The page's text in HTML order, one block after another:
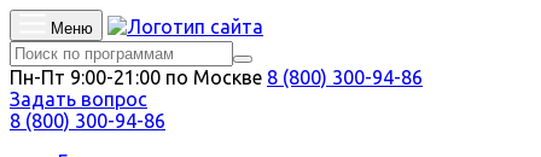
Меню
Пн-Пт 9:00-21:00 по Москве 8 (800) 300-94-86
Задать вопрос
8 (800) 300-94-86